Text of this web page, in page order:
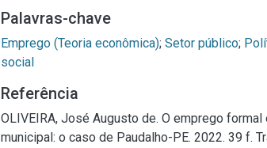
Palavras-chave
Emprego (Teoria econômica); Setor público;
social
Referência
OLIVEIRA, José Augusto de. O emprego
municipal: o caso de Paudalho-PE. 2022. 39 f.